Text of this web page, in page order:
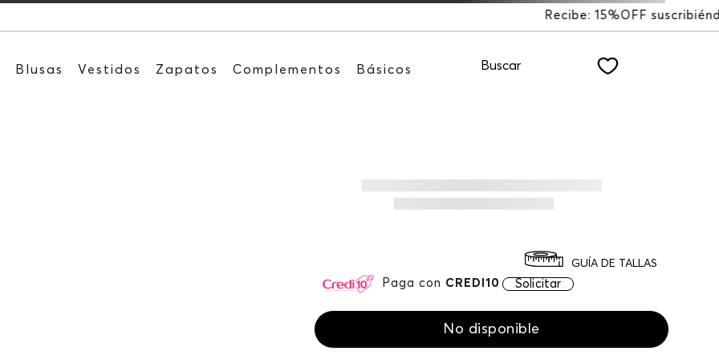
Recibe: 15%OFF suscribiéndote a nuestro NEWSLETTER
Blusas Vestidos Zapatos Complementos Básicos Buscar
Paga con CREDI10 Solicitar
GUÍA DE TALLAS
No disponible